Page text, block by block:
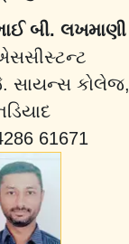
બી. લખમાણી
સાયન્સ કોલેજ,
61671